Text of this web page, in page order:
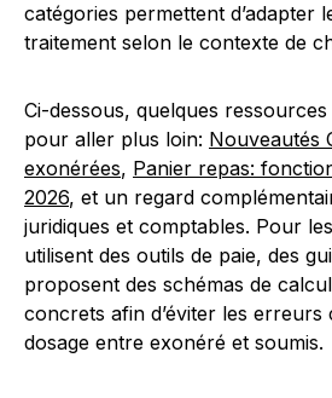
catégories permettent d’adapter
traitement selon le contexte de
Ci-dessous, quelques
pour aller plus loin: Nouveautés
exonérées, Panier repas:
2026, et un regard
juridiques et comptables. Pour
utilisent des outils de paie, des
proposent des schémas de
concrets afin d’éviter les
dosage entre exonéré et soumis.